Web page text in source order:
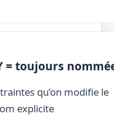
= toujours
qu’on modifie le
explicite